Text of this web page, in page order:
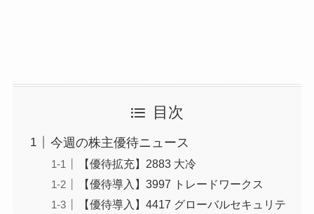
目次
今週の株主優待ニュース
【優待拡充】2883 大冷
【優待導入】3997 トレードワークス
【優待導入】4417 グローバルセキュリテ